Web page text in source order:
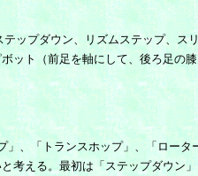
プダウン、リズムステップ、ス
ト（前足を軸にして、後ろ足の膝
、「トランスホップ」、「ロー
える。最初は「ステップダウン」